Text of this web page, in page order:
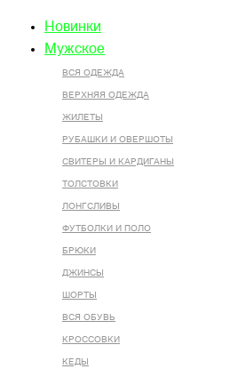
Новинки
Мужское
ВСЯ ОДЕЖДА
ВЕРХНЯЯ ОДЕЖДА
ЖИЛЕТЫ
РУБАШКИ И ОВЕРШОТЫ
СВИТЕРЫ И КАРДИГАНЫ
ТОЛСТОВКИ
ЛОНГСЛИВЫ
ФУТБОЛКИ И ПОЛО
БРЮКИ
ДЖИНСЫ
ШОРТЫ
ВСЯ ОБУВЬ
КРОССОВКИ
КЕДЫ